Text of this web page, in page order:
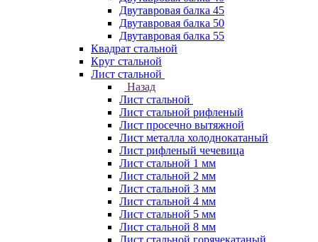
Двутавровая балка 45
Двутавровая балка 50
Двутавровая балка 55
Квадрат стальной
Круг стальной
Лист стальной
Назад
Лист стальной
Лист стальной рифленый
Лист просечно вытяжной
Лист металла холоднокатаный
Лист рифленый чечевица
Лист стальной 1 мм
Лист стальной 2 мм
Лист стальной 3 мм
Лист стальной 4 мм
Лист стальной 5 мм
Лист стальной 8 мм
Лист стальной горячекатаный